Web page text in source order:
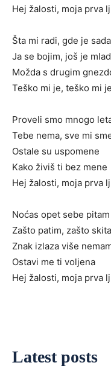
Hej žalosti, moja prva
Šta mi radi, gde je sada
Ja se bojim, još je
Možda s drugim
Teško mi je, teško mi je
Proveli smo mnogo
Tebe nema, sve mi
Ostale su uspomene
Kako živiš ti bez mene
Hej žalosti, moja prva
Noćas opet sebe pitam
Zašto patim, zašto
Znak izlaza više
Ostavi me ti voljena
Hej žalosti, moja prva
Latest posts